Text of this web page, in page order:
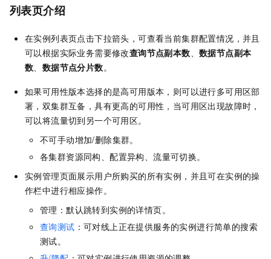
列表页介绍
在实例列表页点击下拉箭头，可查看当前集群配置情况，并且
可以根据实际业务需要修改查询节点副本数、数据节点副本
数、 数据节点分片数。
如果可用性版本选择的是高可用版本，则可以进行多可用区部
署，双集群互备，具有更高的可用性，当可用区出现故障时，
可以将流量切到另一个可用区。
不可手动增加/删除集群。
各集群资源同构、配置异构、流量可切换。
实例管理页面展示用户所购买的所有实例，并且可在实例的操
作栏中进行相应操作。
管理：默认跳转到实例的详情页。
查询测试 ：可对线上正在提供服务的实例进行简单的搜索
测试。